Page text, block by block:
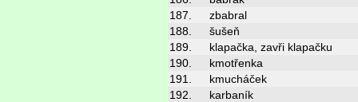
187.
zbabral
188.
šušeň
189.
klapačka, zavři klapačku
190.
kmotřenka
191.
kmucháček
192.
karbaník